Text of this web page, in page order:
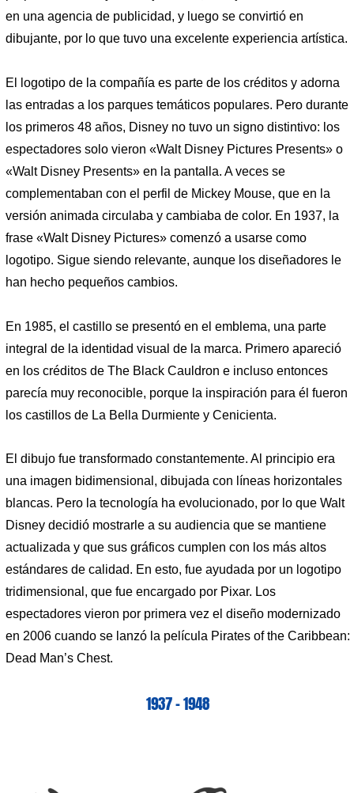
en una agencia de publicidad, y luego se convirtió en
dibujante, por lo que tuvo una excelente experiencia artística.
El logotipo de la compañía es parte de los créditos y adorna
las entradas a los parques temáticos populares. Pero durante
los primeros 48 años, Disney no tuvo un signo distintivo: los
espectadores solo vieron «Walt Disney Pictures Presents» o
«Walt Disney Presents» en la pantalla. A veces se
complementaban con el perfil de Mickey Mouse, que en la
versión animada circulaba y cambiaba de color. En 1937, la
frase «Walt Disney Pictures» comenzó a usarse como
logotipo. Sigue siendo relevante, aunque los diseñadores le
han hecho pequeños cambios.
En 1985, el castillo se presentó en el emblema, una parte
integral de la identidad visual de la marca. Primero apareció
en los créditos de The Black Cauldron e incluso entonces
parecía muy reconocible, porque la inspiración para él fueron
los castillos de La Bella Durmiente y Cenicienta.
El dibujo fue transformado constantemente. Al principio era
una imagen bidimensional, dibujada con líneas horizontales
blancas. Pero la tecnología ha evolucionado, por lo que Walt
Disney decidió mostrarle a su audiencia que se mantiene
actualizada y que sus gráficos cumplen con los más altos
estándares de calidad. En esto, fue ayudada por un logotipo
tridimensional, que fue encargado por Pixar. Los
espectadores vieron por primera vez el diseño modernizado
en 2006 cuando se lanzó la película Pirates of the Caribbean:
Dead Man’s Chest.
1937 – 1948